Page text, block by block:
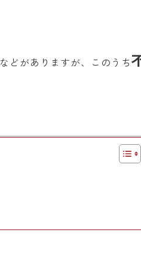
などがありますが、このうち